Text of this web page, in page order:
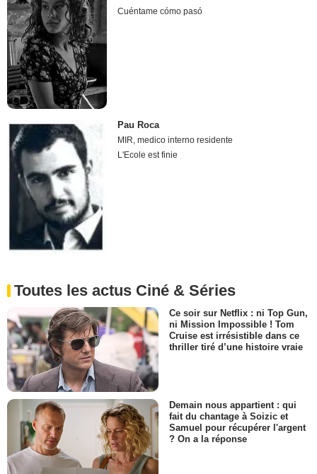
Cuéntame cómo pasó
Pau Roca
MIR, medico interno residente
L'Ecole est finie
Toutes les actus Ciné & Séries
Ce soir sur Netflix : ni Top Gun,
ni Mission Impossible ! Tom
Cruise est irrésistible dans ce
thriller tiré d’une histoire vraie
Demain nous appartient : qui
fait du chantage à Soizic et
Samuel pour récupérer l'argent
? On a la réponse